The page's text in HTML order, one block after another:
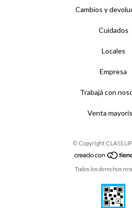
Cambios y
Cuidados
Locales
Empresa
Trabajá con
Venta
© Copyright CLASS
Todos los derechos